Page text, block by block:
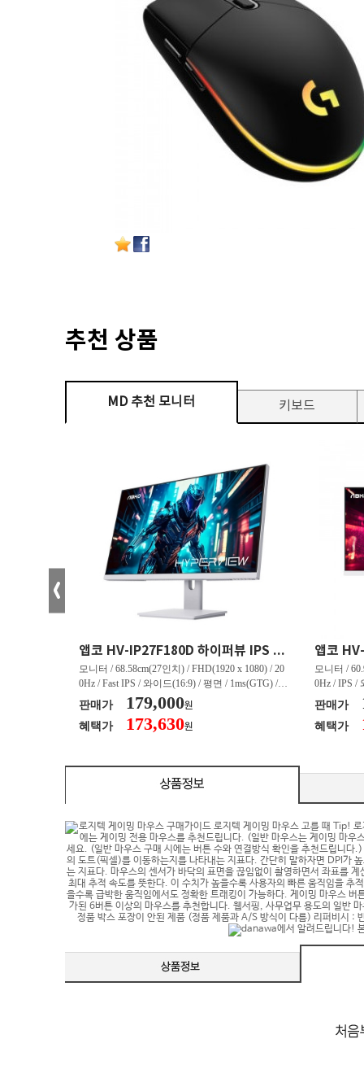
추천 상품
MD 추천 모니터 키보드
앱코 HV-IP27F180D 하이퍼뷰 IPS FHD 200 HDR 무결점
모니터 / 68.58cm(27인치) / FHD(1920 x 1080) / 20
0Hz / Fast IPS / 와이드(16:9) / 평면 / 1ms(GTG) / 3
50nit / 1,000:1 / 헤드폰 아웃 / LED 조명 / 틸트(상
하) / 6kg / [색상영역] / sRGB:128% / Adobe RGB:8
5% / DCI-P3:91% / NTSC:90% / [게임특화] / 조준
판매가 179,000원
혜택가 173,630원
모니터 /
0Hz / IPS /
50nit /
하) / 4.9kg
80% / DCI-
판매가
혜택가